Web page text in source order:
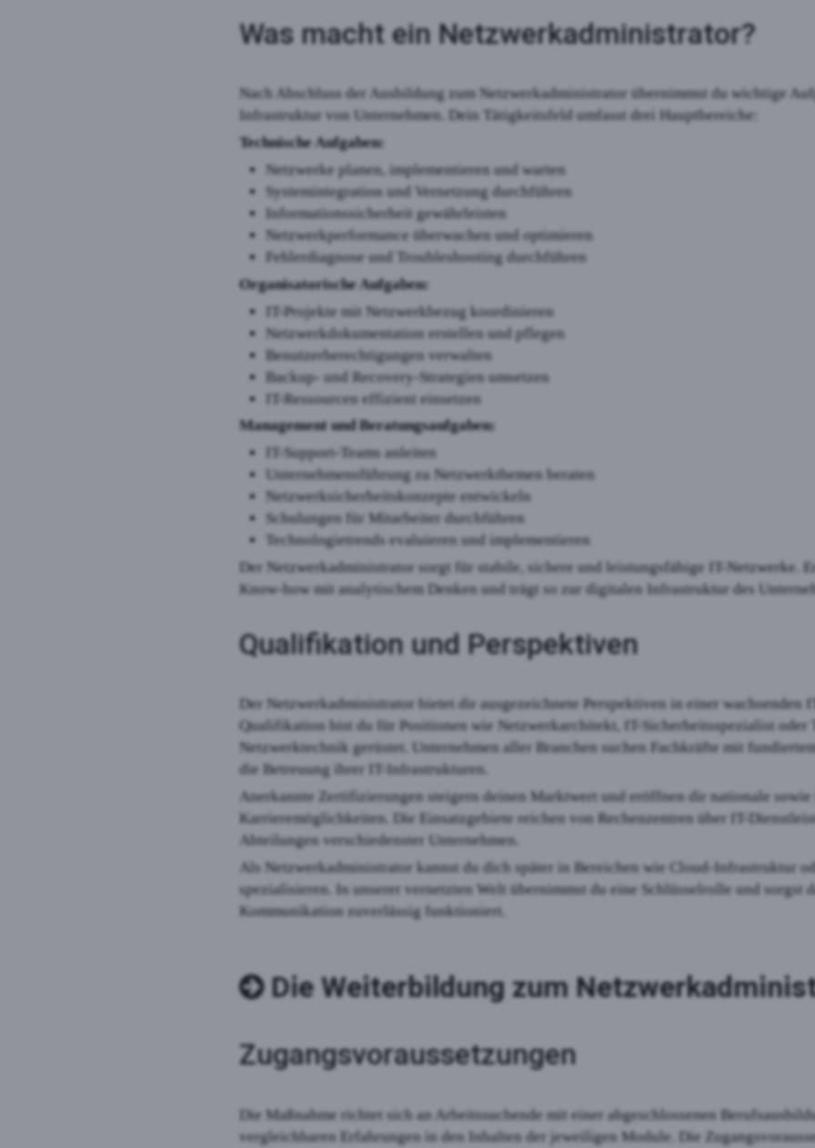
Was macht ein Netzwerkadministrator?
Nach Abschluss der Ausbildung zum Netzwerkadministrator übernimmst du wichtige
Infrastruktur von Unternehmen. Dein Tätigkeitsfeld umfasst drei Hauptbereiche:
Technische Aufgaben:
Netzwerke planen, implementieren und warten
Systemintegration und Vernetzung durchführen
Informationssicherheit gewährleisten
Netzwerkperformance überwachen und optimieren
Fehlerdiagnose und Troubleshooting durchführen
Organisatorische Aufgaben:
IT-Projekte mit Netzwerkbezug koordinieren
Netzwerkdokumentation erstellen und pflegen
Benutzerberechtigungen verwalten
Backup- und Recovery-Strategien umsetzen
IT-Ressourcen effizient einsetzen
Management und Beratungsaufgaben:
IT-Support-Teams anleiten
Unternehmensführung zu Netzwerkthemen beraten
Netzwerksicherheitskonzepte entwickeln
Schulungen für Mitarbeiter durchführen
Technologietrends evaluieren und implementieren
Der Netzwerkadministrator sorgt für stabile, sichere und leistungsfähige IT-Netzwerke.
Know-how mit analytischem Denken und trägt so zur digitalen Infrastruktur des
Qualifikation und Perspektiven
Der Netzwerkadministrator bietet dir ausgezeichnete Perspektiven in einer wachsenden
Qualifikation bist du für Positionen wie Netzwerkarchitekt, IT-Sicherheitsspezialist oder
Netzwerktechnik gerüstet. Unternehmen aller Branchen suchen Fachkräfte mit
die Betreuung ihrer IT-Infrastrukturen.
Anerkannte Zertifizierungen steigern deinen Marktwert und eröffnen dir nationale
Karrieremöglichkeiten. Die Einsatzgebiete reichen von Rechenzentren über IT-
Abteilungen verschiedenster Unternehmen.
Als Netzwerkadministrator kannst du dich später in Bereichen wie Cloud-Infrastruktur
spezialisieren. In unserer vernetzten Welt übernimmst du eine Schlüsselrolle und sorgst
Kommunikation zuverlässig funktioniert.
Die Weiterbildung zum
Zugangsvoraussetzungen
Die Maßnahme richtet sich an Arbeitssuchende mit einer abgeschlossenen
vergleichbaren Erfahrungen in den Inhalten der jeweiligen Module. Die